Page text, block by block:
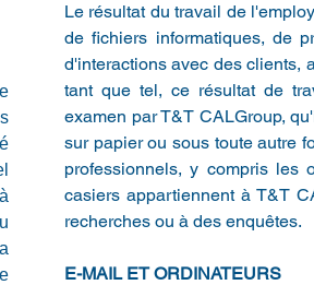
Le résultat du travail de
de fichiers informatiques, de
d'interactions avec des clients,
tant que tel, ce résultat de
examen par T&T CALGroup,
sur papier ou sous toute autre
professionnels, y compris les
casiers appartiennent à T&T
recherches ou à des enquêtes.
E-MAIL ET ORDINATEURS